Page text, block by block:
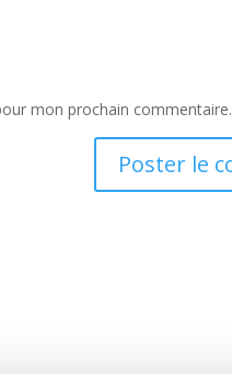
mon prochain commentaire.